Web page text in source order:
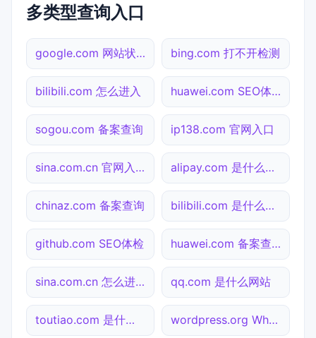
多类型查询入口
google.com 网站状态 bing.com 打不开检测
bilibili.com 怎么进入 huawei.com SEO体检
sogou.com 备案查询 ip138.com 官网入口
sina.com.cn 官网入口 alipay.com 是什么网站
chinaz.com 备案查询 bilibili.com 是什么网站
github.com SEO体检 huawei.com 备案查询
sina.com.cn 怎么进入 qq.com 是什么网站
toutiao.com 是什么网站 wordpress.org Whois查询